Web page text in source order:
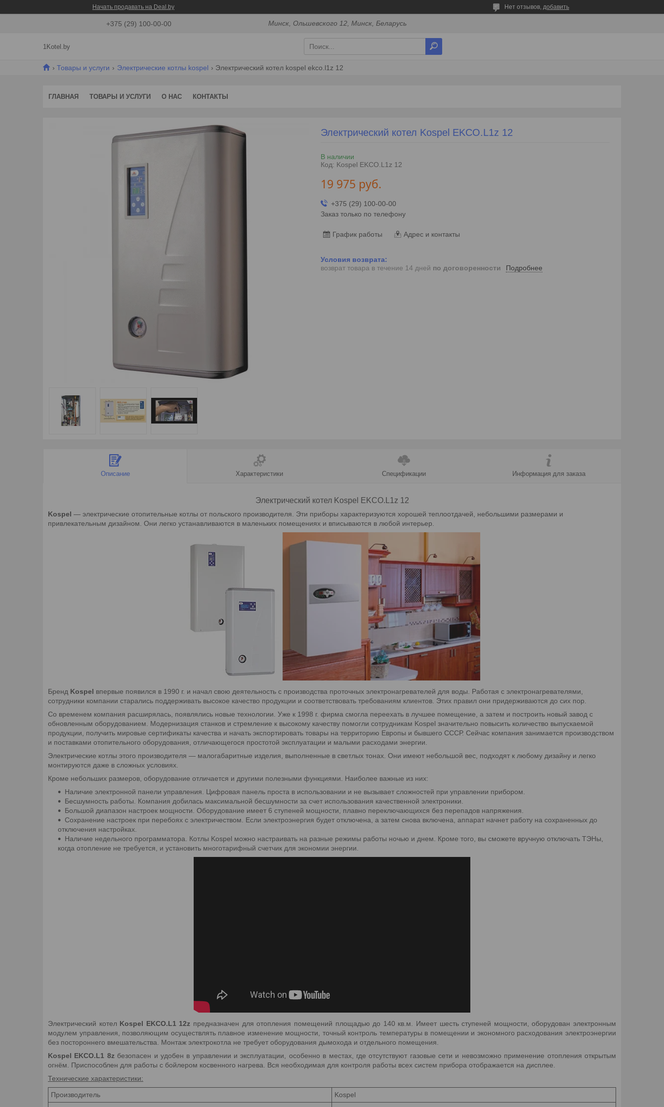
Начать продавать на Deal.by Нет отзывов, добавить
+375 (29) 100-00-00 Минск, Ольшевского 12, Минск, Беларусь
1Kotel.by
Товары и услуги Электрические котлы kospel Электрический котел kospel ekco.l1z 12
ГЛАВНАЯ ТОВАРЫ И УСЛУГИ О НАС КОНТАКТЫ
Электрический котел Kospel EKCO.L1z 12
В наличии
Код: Kospel EKCO.L1z 12
19 975 руб.
+375 (29) 100-00-00
Заказ только по телефону
График работы Адрес и контакты
возврат товара в течение 14 дней по договоренности Подробнее
Описание Характеристики Спецификации Информация для заказа
Электрический котел Kospel EKCO.L1z 12
Kospel — электрические отопительные котлы от польского производителя. Эти приборы характеризуются хорошей теплоотдачей, небольшими размерами и
привлекательным дизайном. Они легко устанавливаются в маленьких помещениях и вписываются в любой интерьер.
Бренд Kospel впервые появился в 1990 г. и начал свою деятельность с производства проточных электронагревателей для воды. Работая с электронагревателями,
сотрудники компании старались поддерживать высокое качество продукции и соответствовать требованиям клиентов. Этих правил они придерживаются до сих пор.
Со временем компания расширялась, появлялись новые технологии. Уже к 1998 г. фирма смогла переехать в лучшее помещение, а затем и построить новый завод с
обновленным оборудованием. Модернизация станков и стремление к высокому качеству помогли сотрудникам Kospel значительно повысить количество выпускаемой
продукции, получить мировые сертификаты качества и начать экспортировать товары на территорию Европы и бывшего СССР. Сейчас компания занимается производством
и поставками отопительного оборудования, отличающегося простотой эксплуатации и малыми расходами энергии.
Электрические котлы этого производителя — малогабаритные изделия, выполненные в светлых тонах. Они имеют небольшой вес, подходят к любому дизайну и легко
монтируются даже в сложных условиях.
Кроме небольших размеров, оборудование отличается и другими полезными функциями. Наиболее важные из них:
Наличие электронной панели управления. Цифровая панель проста в использовании и не вызывает сложностей при управлении прибором.
Бесшумность работы. Компания добилась максимальной бесшумности за счет использования качественной электроники.
Большой диапазон настроек мощности. Оборудование имеет 6 ступеней мощности, плавно переключающихся без перепадов напряжения.
Сохранение настроек при перебоях с электричеством. Если электроэнергия будет отключена, а затем снова включена, аппарат начнет работу на сохраненных до
отключения настройках.
Наличие недельного программатора. Котлы Kospel можно настраивать на разные режимы работы ночью и днем. Кроме того, вы сможете вручную отключать ТЭНы,
когда отопление не требуется, и установить многотарифный счетчик для экономии энергии.
Электрический котел Kospel EKCO.L1 12z предназначен для отопления помещений площадью до 140 кв.м. Имеет шесть ступеней мощности, оборудован электронным
модулем управления, позволяющим осуществлять плавное изменение мощности, точный контроль температуры в помещении и экономного расходования электроэнергии
без постороннего вмешательства. Монтаж электрокотла не требует оборудования дымохода и отдельного помещения.
Kospel EKCO.L1 8z безопасен и удобен в управлении и эксплуатации, особенно в местах, где отсутствуют газовые сети и невозможно применение отопления открытым
огнём. Приспособлен для работы с бойлером косвенного нагрева. Вся необходимая для контроля работы всех систем прибора отображается на дисплее.
Технические характеристики:
Производитель
Kospel